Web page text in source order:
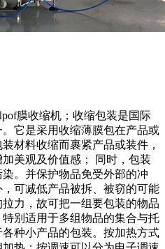
膜收缩机；收缩包装是国际
它是采用收缩薄膜包在产品或
材料收缩而裹紧产品或装件，
美观及价值感； 同时，包装
。并保护物品免受外部的冲
可减低产品被拆、被窃的可能
力，故可把一组要包装的物品
别适用于多组物品的集合与托
种小产品的包装。按加热方式